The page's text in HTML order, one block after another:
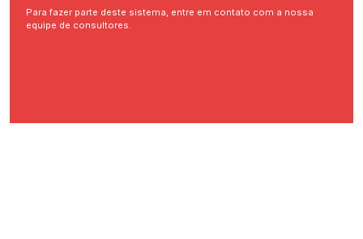
Para fazer parte deste sistema, entre em contato com a nossa
equipe de consultores.